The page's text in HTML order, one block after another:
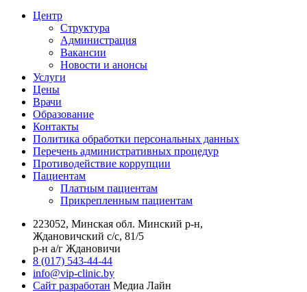
Центр
Структура
Администрация
Вакансии
Новости и анонсы
Услуги
Цены
Врачи
Образование
Контакты
Политика обработки персональных данных
Перечень административных процедур
Противодействие коррупции
Пациентам
Платным пациентам
Прикрепленным пациентам
223052, Минская обл. Минский р-н,
Ждановичский с/с, 81/5
р-н а/г Ждановичи
8 (017) 543-44-44
info@vip-clinic.by
Сайт разработан Медиа Лайн